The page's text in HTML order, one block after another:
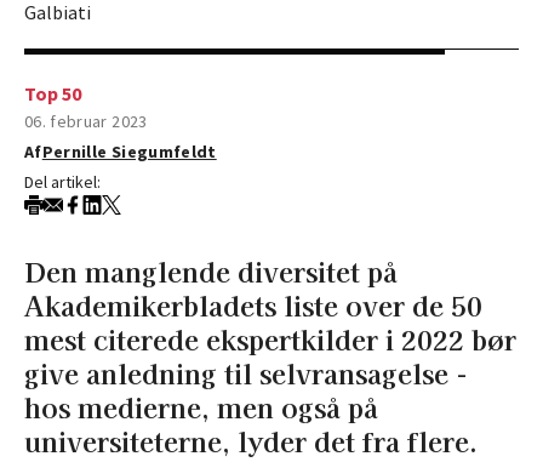
Galbiati
Top 50
06. februar 2023
AfPernille Siegumfeldt
Del artikel:
Den manglende diversitet på
Akademikerbladets liste over de 50
mest citerede ekspertkilder i 2022 bør
give anledning til selvransagelse -
hos medierne, men også på
universiteterne, lyder det fra flere.